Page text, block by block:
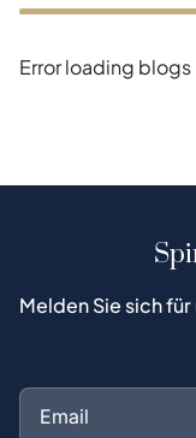
Error loading blogs
Melden Sie sich